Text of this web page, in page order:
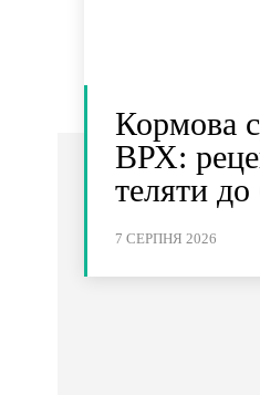
Кормова
ВРХ:
теляти до
7 СЕРПНЯ 2026